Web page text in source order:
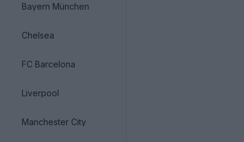
Bayern München
Chelsea
FC Barcelona
Liverpool
Manchester City